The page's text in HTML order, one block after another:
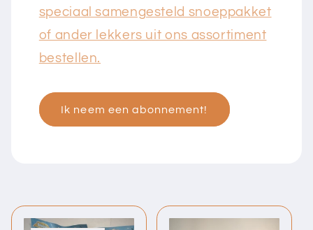
speciaal samengesteld snoeppakket
of ander lekkers uit ons assortiment
bestellen.
Ik neem een abonnement!